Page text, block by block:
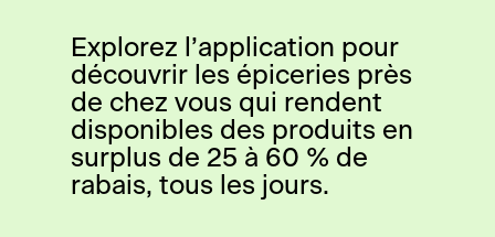
Explorez l’application pour
découvrir les épiceries près
de chez vous qui rendent
disponibles des produits en
surplus de 25 à 60 % de
rabais, tous les jours.